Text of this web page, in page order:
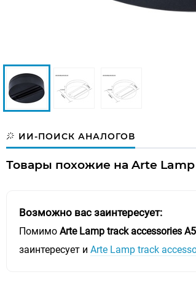
ИИ-ПОИСК АНАЛОГОВ
Товары похожие на Arte Lamp
Возможно вас заинтересует:
Помимо Arte Lamp track accessories
заинтересует и Arte Lamp track